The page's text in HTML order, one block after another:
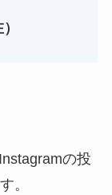
の投
。